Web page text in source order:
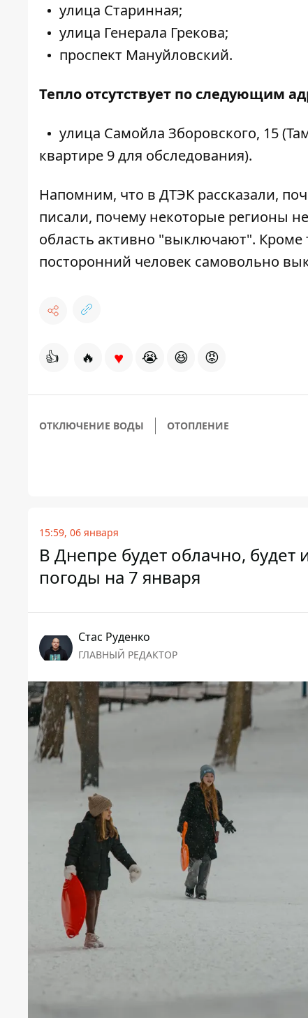
улица Старинная;
улица Генерала Грекова;
проспект Мануйловский.
Тепло отсутствует по следующим
улица Самойла Зборовского, 15
квартире 9 для обследования).
Напомним, что в ДТЭК рассказали,
писали, почему некоторые регионы
область активно "выключают". Кроме
посторонний человек самовольно
👍 🔥 ♥ 😭 😆 😡
ОТКЛЮЧЕНИЕ ВОДЫ ОТОПЛЕНИЕ
15:59, 06 января
В Днепре будет облачно,
погоды на 7 января
Стаc Руденко
ГЛАВНЫЙ РЕДАКТОР